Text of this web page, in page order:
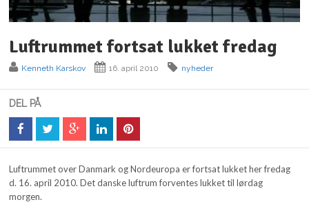
Luftrummet fortsat lukket fredag
Kenneth Karskov 16. april 2010 nyheder
DEL PÅ
Luftrummet over Danmark og Nordeuropa er fortsat lukket her fredag
d. 16. april 2010. Det danske luftrum forventes lukket til lørdag
morgen.